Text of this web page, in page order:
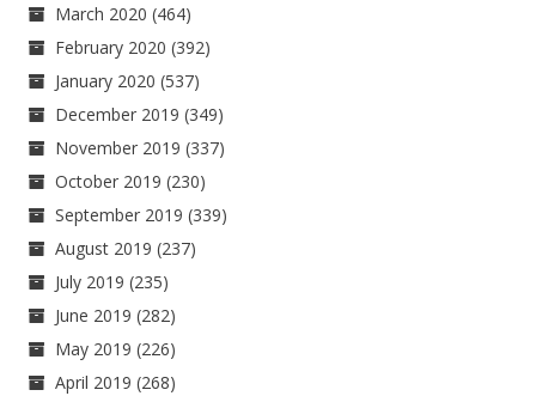
March 2020 (464)
February 2020 (392)
January 2020 (537)
December 2019 (349)
November 2019 (337)
October 2019 (230)
September 2019 (339)
August 2019 (237)
July 2019 (235)
June 2019 (282)
May 2019 (226)
April 2019 (268)